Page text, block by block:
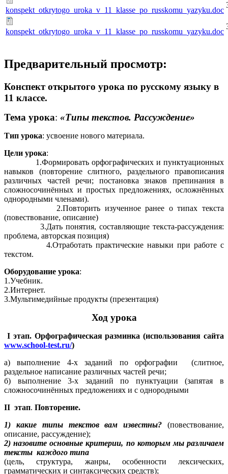
konspekt_otkrytogo_uroka_v_11_klasse_po_russkomu_yazyku.doc
konspekt_otkrytogo_uroka_v_11_klasse_po_russkomu_yazyku.doc
Предварительный просмотр:
Конспект открытого урока по русскому языку в
11 классе.
Тема урока: «Типы текстов. Рассуждение»
Тип урока: усвоение нового материала.
Цели урока:
1.Формировать орфографических и пунктуационных
навыков (повторение слитного, раздельного правописания
различных частей речи; постановка знаков препинания в
сложносочинённых и простых предложениях, осложнённых
однородными членами).
2.Повторить изученное ранее о типах текста
(повествование, описание)
3.Дать понятия, составляющие текста-рассуждения:
проблема, авторская позиция)
4.Отработать практические навыки при работе с
текстом.
Оборудование урока:
1.Учебник.
2.Интернет.
3.Мультимедийные продукты (презентация)
Ход урока
I этап. Орфографическая разминка (использования сайта
www.school-test.ru/)
а) выполнение 4-х заданий по орфографии (слитное,
раздельное написание различных частей речи;
б) выполнение 3-х заданий по пунктуации (запятая в
сложносочинённых предложениях и с однородными
II этап. Повторение.
1) какие типы текстов вам известны? (повествование,
описание, рассуждение);
2) назовите основные критерии, по которым мы различаем
тексты каждого типа
(цель, структура, жанры, особенности лексических,
грамматических и синтаксических средств);